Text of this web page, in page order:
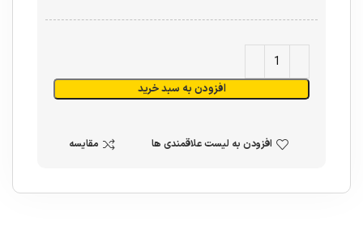
افزودن به سبد خرید
افزودن به لیست علاقمندی ها مقایسه